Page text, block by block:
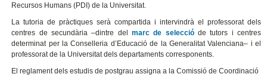
Recursos Humans (PDI) de la Universitat.
La tutoria de pràctiques serà compartida i intervindrà el professorat dels
centres de secundària –dintre del marc de selecció de tutors i centres
determinat per la Conselleria d’Educació de la Generalitat Valenciana– i el
professorat de la Universitat dels departaments corresponents.
El reglament dels estudis de postgrau assigna a la Comissió de Coordinació